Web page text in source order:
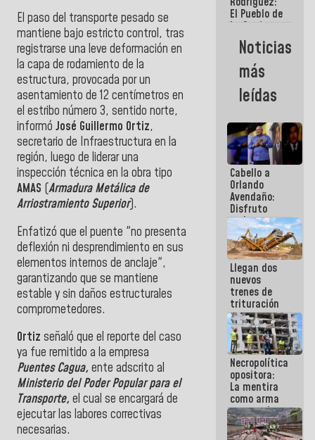
El paso del transporte pesado se
mantiene bajo estricto control, tras
registrarse una leve deformación en
la capa de rodamiento de la
estructura, provocada por un
asentamiento de 12 centímetros en
el estribo número 3, sentido norte,
informó José Guillermo Ortiz,
secretario de Infraestructura en la
región, luego de liderar una
inspección técnica en la obra tipo
AMAS (Armadura Metálica de
Arriostramiento Superior).
Enfatizó que el puente "no presenta
deflexión ni desprendimiento en sus
elementos internos de anclaje",
garantizando que se mantiene
estable y sin daños estructurales
comprometedores.
Ortiz señaló que el reporte del caso
ya fue remitido a la empresa
Puentes Cagua, ente adscrito al
Ministerio del Poder Popular para el
Transporte, el cual se encargará de
ejecutar las labores correctivas
necesarias.
El Pueblo de
La Guaira
siempre
estará
acompañada
por el
Gobierno
Nacional
Noticias
más
leídas
Cabello a
Orlando
Avendaño:
Disfruto
cada vez
que escribes
porque lo
que haces
es
embarrarla
Llegan dos
nuevos
trenes de
trituración
para
optimizar
manejo de
escombros
en La Guaira
Necropolítica
opositora:
La mentira
como arma
contra el
Pueblo